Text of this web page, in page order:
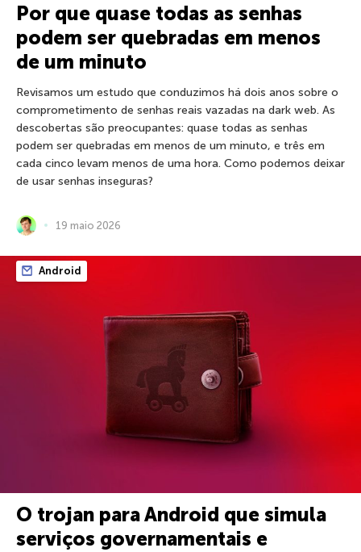
Por que quase todas as senhas
podem ser quebradas em menos
de um minuto
Revisamos um estudo que conduzimos há dois anos sobre o
comprometimento de senhas reais vazadas na dark web. As
descobertas são preocupantes: quase todas as senhas
podem ser quebradas em menos de um minuto, e três em
cada cinco levam menos de uma hora. Como podemos deixar
de usar senhas inseguras?
19 maio 2026
Android
O trojan para Android que simula
serviços governamentais e